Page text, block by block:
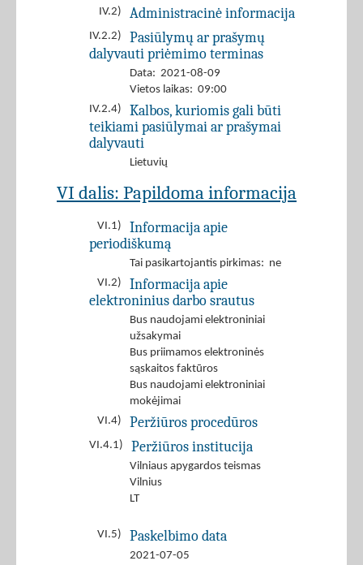
IV.2)
Administracinė informacija
IV.2.2)
Pasiūlymų ar prašymų
dalyvauti priėmimo terminas
Data: 2021-08-09
Vietos laikas: 09:00
IV.2.4)
Kalbos, kuriomis gali būti
teikiami pasiūlymai ar prašymai
dalyvauti
Lietuvių
VI dalis: Papildoma informacija
VI.1)
Informacija apie
periodiškumą
Tai pasikartojantis pirkimas: ne
VI.2)
Informacija apie
elektroninius darbo srautus
Bus naudojami elektroniniai
užsakymai
Bus priimamos elektroninės
sąskaitos faktūros
Bus naudojami elektroniniai
mokėjimai
VI.4)
Peržiūros procedūros
VI.4.1) Peržiūros institucija
Vilniaus apygardos teismas
Vilnius
LT
VI.5) Paskelbimo data
2021-07-05